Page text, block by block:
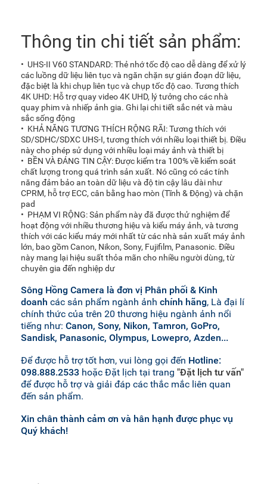
Thông tin chi tiết sản phẩm:
• UHS-II V60 STANDARD: Thẻ nhớ tốc độ cao dễ dàng để xử lý
các luồng dữ liệu liên tục và ngăn chặn sự gián đoạn dữ liệu,
đặc biệt là khi chụp liên tục và chụp tốc độ cao. Tương thích
4K UHD: Hỗ trợ quay video 4K UHD, lý tưởng cho các nhà
quay phim và nhiếp ảnh gia. Ghi lại chi tiết sắc nét và màu
sắc sống động
• KHẢ NĂNG TƯƠNG THÍCH RỘNG RÃI: Tương thích với
SD/SDHC/SDXC UHS-I, tương thích với nhiều loại thiết bị. Điều
này cho phép sử dụng với nhiều loại máy ảnh và thiết bị
• BỀN VÀ ĐÁNG TIN CẬY: Được kiểm tra 100% về kiểm soát
chất lượng trong quá trình sản xuất. Nó cũng có các tính
năng đảm bảo an toàn dữ liệu và độ tin cậy lâu dài như
CPRM, hỗ trợ ECC, cân bằng hao mòn (Tĩnh & Động) và chặn
pad
• PHẠM VI RỘNG: Sản phẩm này đã được thử nghiệm để
hoạt động với nhiều thương hiệu và kiểu máy ảnh, và tương
thích với các kiểu máy mới nhất từ các nhà sản xuất máy ảnh
lớn, bao gồm Canon, Nikon, Sony, Fujifilm, Panasonic. Điều
này mang lại hiệu suất thỏa mãn cho nhiều người dùng, từ
chuyên gia đến nghiệp dư
Sông Hồng Camera là đơn vị Phân phối & Kinh
doanh các sản phẩm ngành ảnh chính hãng, Là đại lí
chính thức của trên 20 thương hiệu ngành ảnh nổi
tiếng như: Canon, Sony, Nikon, Tamron, GoPro,
Sandisk, Panasonic, Olympus, Lowepro, Azden...
Để được hỗ trợ tốt hơn, vui lòng gọi đến Hotline:
098.888.2533 hoặc Đặt lịch tại trang "Đặt lịch tư vấn"
để được hỗ trợ và giải đáp các thắc mắc liên quan
đến sản phẩm.
Xin chân thành cảm ơn và hân hạnh được phục vụ
Quý khách!